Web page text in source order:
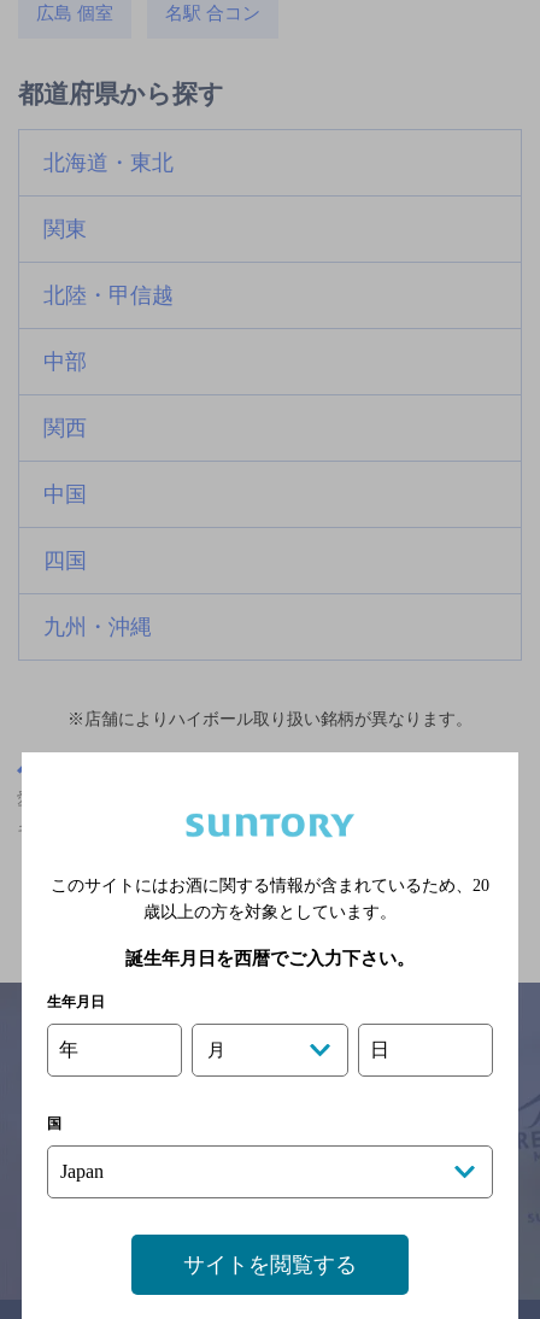
広島 個室 名駅 合コン
都道府県から探す
北海道・東北
関東
北陸・甲信越
中部
関西
中国
四国
九州・沖縄
※店舗によりハイボール取り扱い銘柄が異なります。
愛媛県,バー,ザ・プレミアム・モルツが飲める,隠れ家的フンイ
キ,2,000円未満,クーポンありのお店
関連ページ
※それぞれのお店のメニューや営業時間などの掲載情報については、
予告なしに変更されることがありますので、
念のためお店にご確認の上ご来店くださいますようお願い申し上げま
情報提供：ぐるなび
このサイトにはお酒に関する情報が含まれているため、 20
歳以上の方を対象としています。
誕生年月日を西暦でご入力下さい。
生年月日
年 月 日
国
サイトを閲覧する